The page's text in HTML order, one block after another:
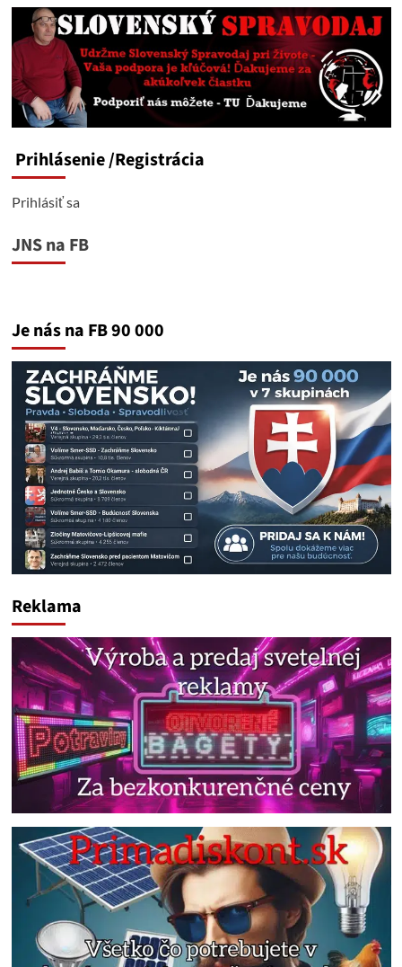
Prihlásenie/Registrácia
Prihlásiť sa
JNS na FB
Je nás na FB 90 000
Reklama